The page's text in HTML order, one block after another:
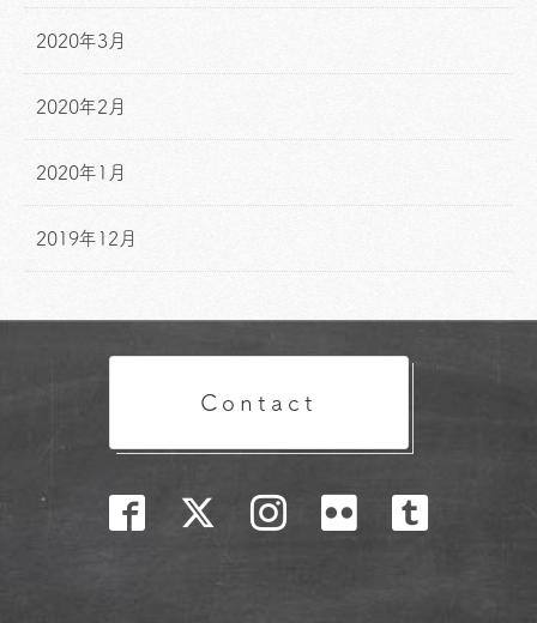
2020年3月
2020年2月
2020年1月
2019年12月
Contact